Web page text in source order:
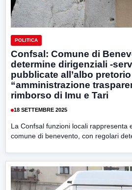
POLITICA
Confsal: Comune di
determine dirigenziali -
pubblicate all’albo
“amministrazione
rimborso di Imu e Tari
18 SETTEMBRE 2025
La Confsal funzioni locali rappresenta
comune di benevento, con regolari